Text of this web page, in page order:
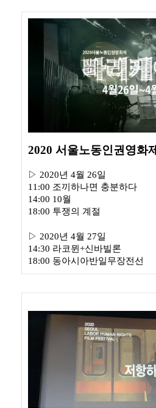
2020 서울노동인권영화제
▷ 2020년 4월 26일
11:00 조끼하나면 충분하다
14:00 10월
18:00 투쟁의 계절
▷ 2020년 4월 27일
14:30 라코뮌+신바빌론
18:00 동아시아반일무장전선